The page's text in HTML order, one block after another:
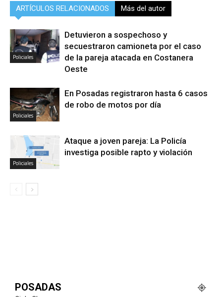
ARTÍCULOS RELACIONADOS Más del autor
Policiales
Detuvieron a sospechoso y
secuestraron camioneta por el caso
de la pareja atacada en Costanera
Oeste
Policiales
En Posadas registraron hasta 6 casos
de robo de motos por día
Policiales
Ataque a joven pareja: La Policía
investiga posible rapto y violación
POSADAS